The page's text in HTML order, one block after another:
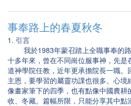
事奉路上的春夏秋冬
1. 引言
我於1983年蒙召踏上全職事奉的路
十多年來，曾在不同崗位服事神，先
道神學院任教，近年更承擔院長一職
主恩，要學習的屬靈功課也很多。心
像畫家筆下的四季，也有點像中國農耕
收、冬藏。篇幅所限，只能分享其中點